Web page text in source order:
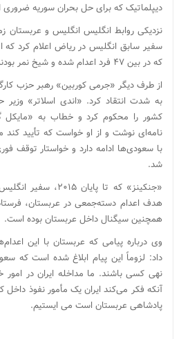
دیپلماتیک که برای حل بحران سوریه
نزدیکی روابط انگلیس انگلیس و عربستان
سفیر سابق انگلیس در ریاض اعلام کرد که
که در بین ۴۷ فرد اعدام شده و شیخ نمر بودند، قابل درک بود.
از طرف دیگر «جرمی کوربین» رهبر حزب
به شدت انتقاد کرد. «اندی اسلاتر»
کشور را محکوم کرد و خطاب به «مایکل
نامه‌ای نوشت و از او خواست که تأیید کند
با سعودی‌ها ادامه دارد و خواستار توقف
شد.
«جنکینز» که تا پایان
هدف اعدام دسته‌جمعی در عربستان،
همچنین سیگنال داخل عربستان بوده است.
وی درباره پیامی که عربستان با این
داد: لزوماً این پیام ابلاغ شده است که
نهی کسی باشند. ما مداخله ایران در
آنکه فکر می‌کند ایران یک مأمور نفوذ داخل
پادشاهی عربستان است می ایستیم.